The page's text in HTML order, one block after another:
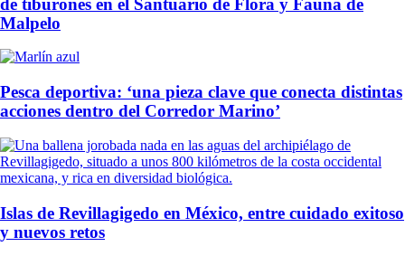
Malpelo
Pesca deportiva: ‘una pieza clave que conecta distintas
acciones dentro del Corredor Marino’
Islas de Revillagigedo en México, entre cuidado exitoso
y nuevos retos